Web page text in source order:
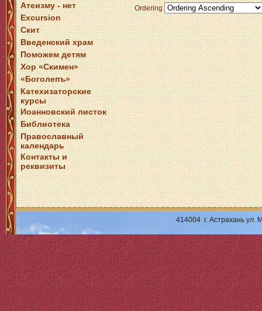
Атеизму - нет
Excursion
Скит
Введенский храм
Поможем детям
Хор «Скимен»
«Боголепъ»
Катехизаторские
курсы
Иоанновский листок
Библиотека
Православный
календарь
Контакты и
реквизиты
Ordering
414004 г. Астрахань ул.